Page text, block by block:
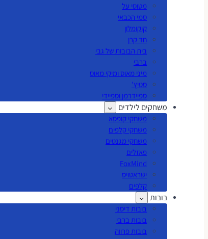
מטוסי על
סמי הכבאי
קוקומלון
חד קרן
בית הבובות של גבי
ברבי
מיני מאוס ומיקי מאוס
סטיץ'
ספיידרמן וספיידי
משחקים לילדים
משחקי קופסא
משחקי קלפים
משחקי מגנטים
פאזלים
FoxMind
ישראטויס
קלפים
בובות
בובות דיסני
בובות ברבי
בובות פרווה